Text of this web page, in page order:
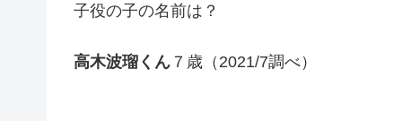
子役の子の名前は？
高木波瑠くん ７歳（2021/7調べ）